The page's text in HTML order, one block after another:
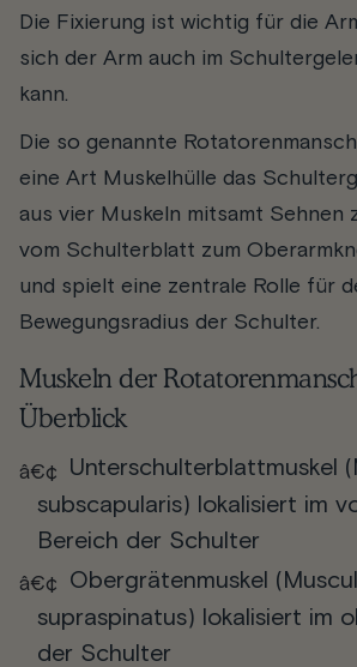
Die Fixierung ist wichtig für die
sich der Arm auch im
kann.
Die so genannte
eine Art Muskelhülle das
aus vier Muskeln mitsamt Sehnen
vom Schulterblatt zum
und spielt eine zentrale Rolle für
Bewegungsradius der Schulter.
Muskeln der
Überblick
Unterschulterblattmuskel
subscapularis) lokalisiert im
Bereich der Schulter
Obergrätenmuskel
supraspinatus) lokalisiert im
der Schulter